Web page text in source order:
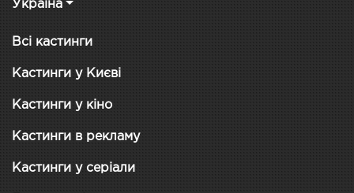
Україна
Всі кастинги
Кастинги у Києві
Кастинги у кіно
Кастинги в рекламу
Кастинги у серіали